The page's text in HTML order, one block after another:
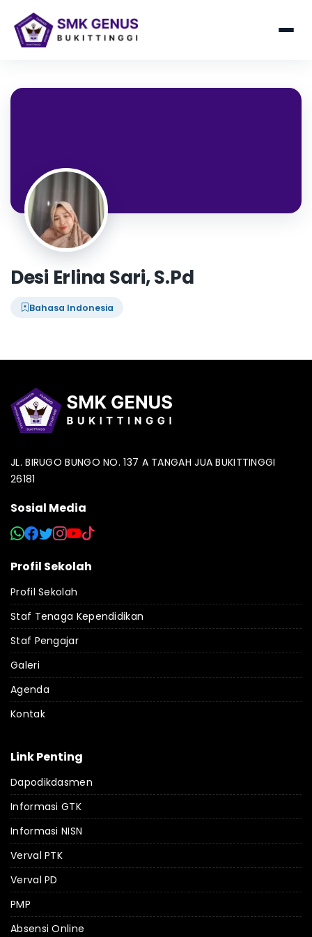
Desi Erlina Sari, S.Pd
Bahasa Indonesia
JL. BIRUGO BUNGO NO. 137 A TANGAH JUA BUKITTINGGI
26181
Sosial Media
Profil Sekolah
Profil Sekolah
Staf Tenaga Kependidikan
Staf Pengajar
Galeri
Agenda
Kontak
Link Penting
Dapodikdasmen
Informasi GTK
Informasi NISN
Verval PTK
Verval PD
PMP
Absensi Online